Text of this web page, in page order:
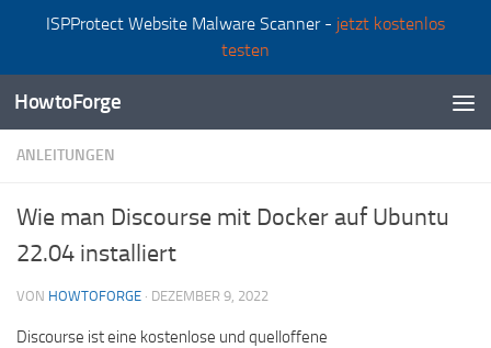
ISPProtect Website Malware Scanner - jetzt kostenlos
testen
Zum Inhalt springen
HowtoForge
ANLEITUNGEN
Wie man Discourse mit Docker auf Ubuntu
22.04 installiert
VON HOWTOFORGE · DEZEMBER 9, 2022
Discourse ist eine kostenlose und quelloffene